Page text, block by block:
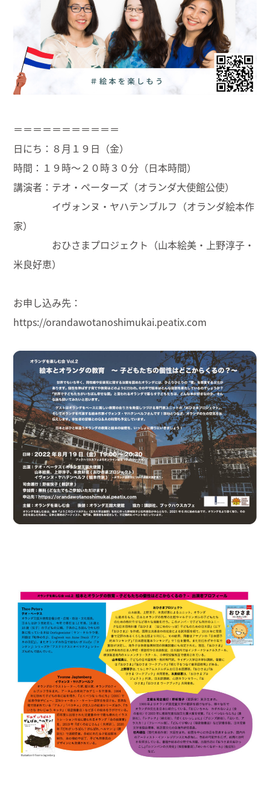
＝＝＝＝＝＝＝＝＝＝＝
日にち：８月１９日（金）
時間：１９時〜２０時３０分（日本時間）
講演者：テオ・ペーターズ（オランダ大使館公使）
イヴォンヌ・ヤハテンブルフ（オランダ絵本作
家）
おひさまプロジェクト（山本絵美・上野淳子・
米良好恵）
お申し込み先：
https://orandawotanoshimukai.peatix.com